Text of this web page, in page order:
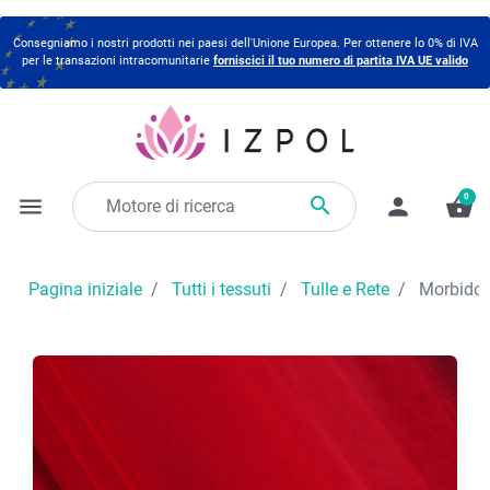
Consegniamo i nostri prodotti nei paesi dell'Unione Europea. Per ottenere lo 0% di IVA
per le transazioni intracomunitarie forniscici il tuo numero di partita IVA UE valido
menu  person shopping_basket
0
Pagina iniziale Tutti i tessuti Tulle e Rete Morbido